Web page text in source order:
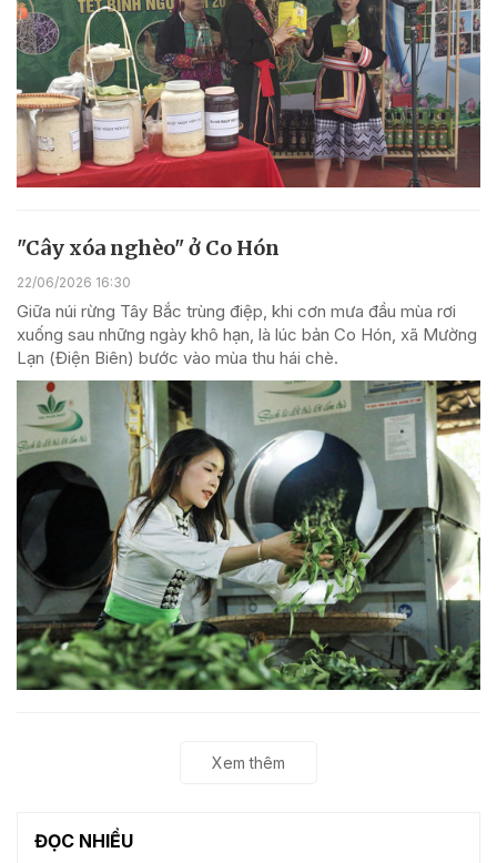
"Cây xóa nghèo" ở Co Hón
22/06/2026 16:30
Giữa núi rừng Tây Bắc trùng điệp, khi cơn mưa đầu mùa rơi
xuống sau những ngày khô hạn, là lúc bản Co Hón, xã Mường
Lạn (Điện Biên) bước vào mùa thu hái chè.
Xem thêm
ĐỌC NHIỀU